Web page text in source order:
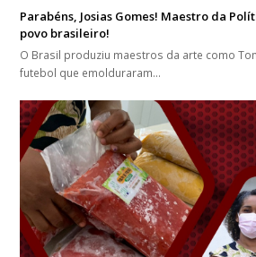
Parabéns, Josias Gomes! Maestro da
povo brasileiro!
O Brasil produziu maestros da arte como
futebol que emolduraram…